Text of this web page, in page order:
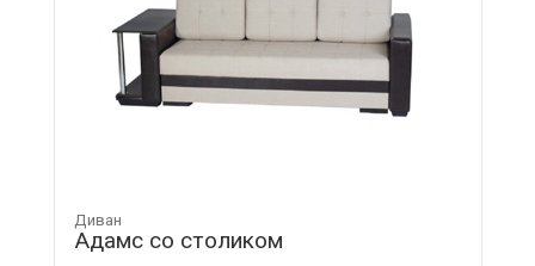
Диван
Адамс со столиком